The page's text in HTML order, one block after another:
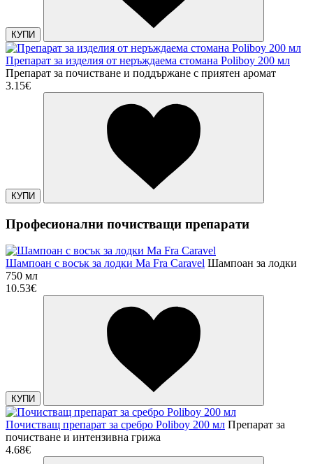
КУПИ
Препарат за изделия от неръждаема стомана Poliboy 200 мл
Препарат за почистване и поддържане с приятен аромат
3.15€
КУПИ
Професионални почистващи препарати
Шампоан с восък за лодки Ma Fra Caravel Шампоан за лодки
750 мл
10.53€
КУПИ
Почистващ препарат за сребро Poliboy 200 мл Препарат за
почистване и интензивна грижа
4.68€